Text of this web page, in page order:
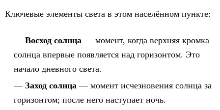
Ключевые элементы света в этом населённом пункте:
Восход солнца — момент, когда верхняя кромка
солнца впервые появляется над горизонтом. Это
начало дневного света.
Заход солнца — момент исчезновения солнца за
горизонтом; после него наступает ночь.